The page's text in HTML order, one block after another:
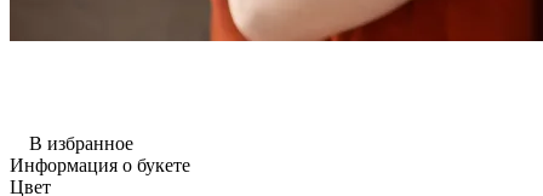
В избранное
Информация о букете
Цвет